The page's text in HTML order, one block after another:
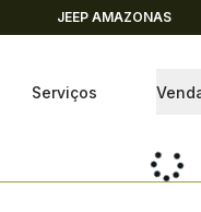
JEEP AMAZONAS
Serviços